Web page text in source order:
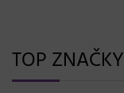
TOP ZNAČKY